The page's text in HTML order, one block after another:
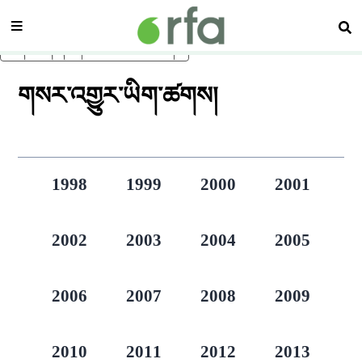
ནང་དོན་གཙོ་བོར་མཆོང་།
གསར་འགྱུར་ཡིག་ཚགས།
1998 1999 2000 2001
2002 2003 2004 2005
2006 2007 2008 2009
2010 2011 2012 2013